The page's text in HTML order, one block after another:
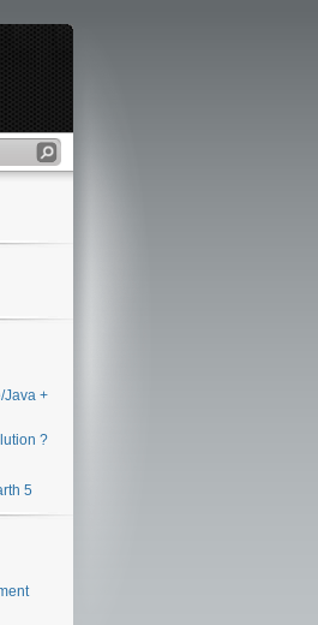
Java +
?
5